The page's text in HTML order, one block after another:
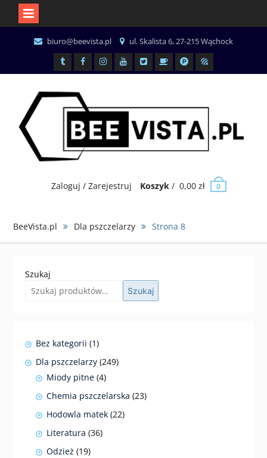
biuro@beevista.pl ul. Skalista 6, 27-215 Wąchock
TiktokFacebookInstagram
Youtube
x.comBuyCoffee
Patronite
Miody
Zaloguj / Zarejestruj Koszyk /0,00zł 0
BeeVista.pl Dla pszczelarzy Strona 8
Szukaj
Szukaj
Bez kategorii 11
Dla pszczelarzy 249249
Miody pitne 44
Chemia pszczelarska 2323
Hodowla matek 2222
Literatura 3636
Odzież 1919